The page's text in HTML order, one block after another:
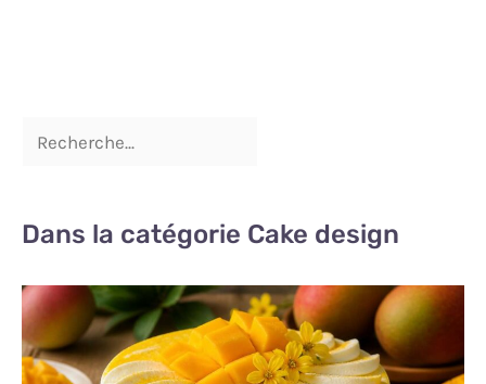
Dans la catégorie Cake design